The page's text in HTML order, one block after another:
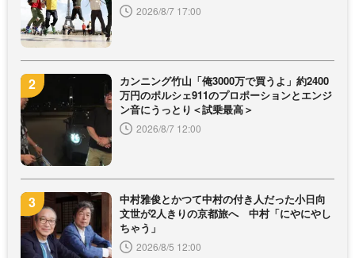
2026/8/7 17:00
カンニング竹山「俺3000万で買うよ」約2400
万円のポルシェ911のプロポーションとエンジ
ン音にうっとり＜試乗最高＞
2026/8/7 12:00
中村雅俊とかつて中村の付き人だった小日向
文世が2人きりの京都旅へ 中村「にやにやし
ちゃう」
2026/8/5 12:00